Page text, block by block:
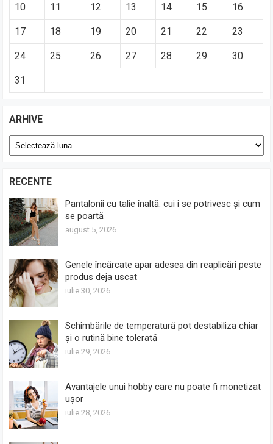
10 11 12 13 14 15 16
17 18 19 20 21 22 23
24 25 26 27 28 29 30
31
ARHIVE
Arhive
RECENTE
Pantalonii cu talie înaltă: cui i se potrivesc și cum
se poartă
august 5, 2026
Genele încărcate apar adesea din reaplicări peste
produs deja uscat
iulie 30, 2026
Schimbările de temperatură pot destabiliza chiar
și o rutină bine tolerată
iulie 29, 2026
Avantajele unui hobby care nu poate fi monetizat
ușor
iulie 28, 2026